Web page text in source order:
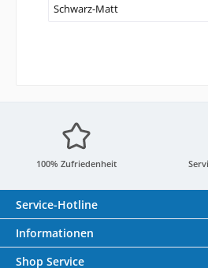
Schwarz-Matt
100% Zufriedenheit
Service-Hotline
Informationen
Shop Service